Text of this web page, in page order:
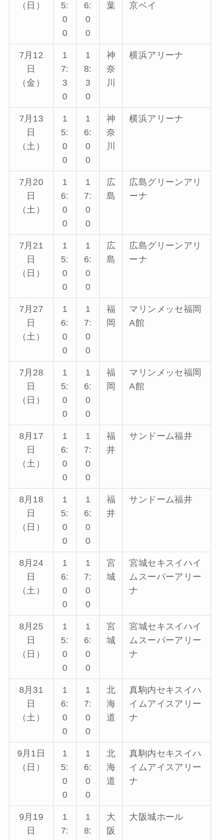
（日）
5:
0
0
6:
0
0
葉
京ベイ
7月12
日
（金）
1
7:
3
0
1
8:
3
0
神
奈
川
横浜アリーナ
7月13
日
（土）
1
5:
0
0
1
6:
0
0
神
奈
川
横浜アリーナ
7月20
日
（土）
1
6:
0
0
1
7:
0
0
広
島
広島グリーンアリ
ーナ
7月21
日
（日）
1
5:
0
0
1
6:
0
0
広
島
広島グリーンアリ
ーナ
7月27
日
（土）
1
6:
0
0
1
7:
0
0
福
岡
マリンメッセ福岡
A館
7月28
日
（日）
1
5:
0
0
1
6:
0
0
福
岡
マリンメッセ福岡
A館
8月17
日
（土）
1
6:
0
0
1
7:
0
0
福
井
サンドーム福井
8月18
日
（日）
1
5:
0
0
1
6:
0
0
福
井
サンドーム福井
8月24
日
（土）
1
6:
0
0
1
7:
0
0
宮
城
宮城セキスイハイ
ムスーパーアリー
ナ
8月25
日
（日）
1
5:
0
0
1
6:
0
0
宮
城
宮城セキスイハイ
ムスーパーアリー
ナ
8月31
日
（土）
1
6:
0
0
1
7:
0
0
北
海
道
真駒内セキスイハ
イムアイスアリー
ナ
9月1日
（日）
1
5:
0
0
1
6:
0
0
北
海
道
真駒内セキスイハ
イムアイスアリー
ナ
9月19
日
1
7:
1
8:
大
阪
大阪城ホール